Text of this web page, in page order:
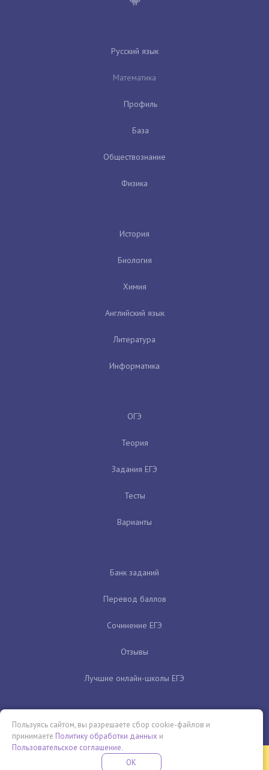
Русский язык
Математика
Профиль
База
Обществознание
Физика
История
Биология
Химия
Английский язык
Литература
Информатика
ОГЭ
Теория
Задания ЕГЭ
Тесты
Варианты
Банк заданий
Перевод баллов
Сочинение ЕГЭ
Отзывы
Лучшие онлайн-школы ЕГЭ
Бесплатная летняя школа
Пользуясь сайтом, вы разрешаете сбор cookie-файлов и
принимаете Политику обработки данных и
Пользовательское соглашение.
OK